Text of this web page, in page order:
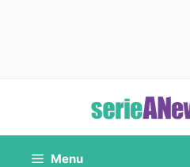
contenuto
Menu